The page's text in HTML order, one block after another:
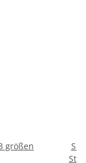
größen